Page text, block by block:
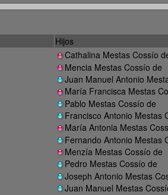
Hijos
Cathalina Mestas Cossío
Mencia Mestas Cossío de
Juan Manuel Antonio
María Francisca Mestas
Pablo Mestas Cossío de
Francisco Antonio Mestas
María Antonia Mestas
Fernando Antonio Mestas
Menzía Mestas Cossío de
Pedro Mestas Cossío de
Joseph Antonio Mestas
Juan Manuel Mestas